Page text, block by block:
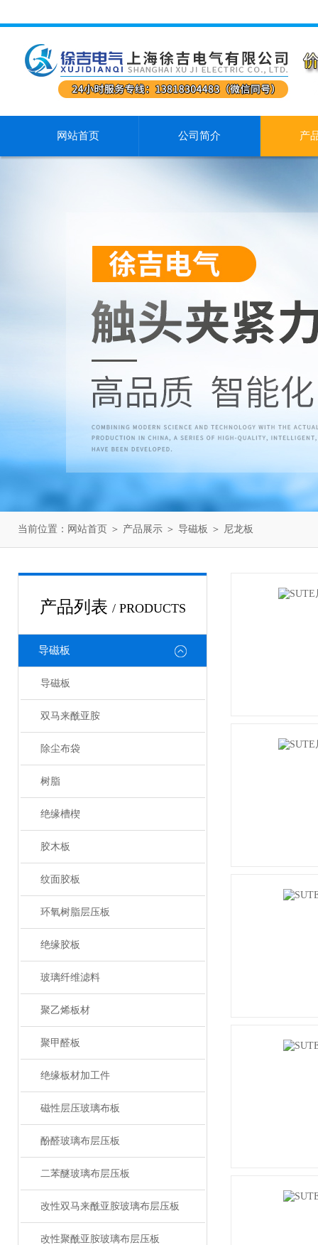
网站首页 公司简介 产
当前位置： 网站首页 ＞ 产品展示 ＞ 导磁板 ＞ 尼龙板
产品列表 / PRODUCTS
导磁板
导磁板
双马来酰亚胺
除尘布袋
树脂
绝缘槽楔
胶木板
纹面胶板
环氧树脂层压板
绝缘胶板
玻璃纤维滤料
聚乙烯板材
聚甲醛板
绝缘板材加工件
磁性层压玻璃布板
酚醛玻璃布层压板
二苯醚玻璃布层压板
改性双马来酰亚胺玻璃布层压板
改性聚酰亚胺玻璃布层压板